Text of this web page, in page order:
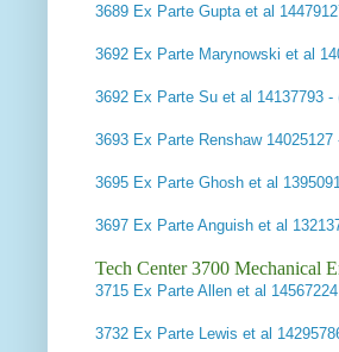
3689 Ex Parte Gupta et al
3692 Ex Parte Marynowski et al
3692 Ex Parte Su et al 14137793 -
3693 Ex Parte Renshaw14025127
3695 Ex Parte Ghosh et al
3697 Ex Parte Anguish et al
Tech Center 3700 Mechanical
3715 Ex Parte Allen et al
3732 Ex Parte Lewis et al